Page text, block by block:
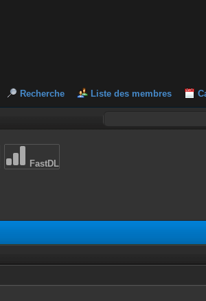
Recherche Liste des membres
FastDL